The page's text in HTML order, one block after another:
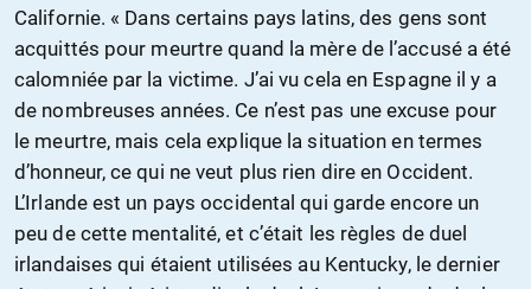
Californie. « Dans certains pays latins, des gens sont
acquittés pour meurtre quand la mère de l’accusé a été
calomniée par la victime. J’ai vu cela en Espagne il y a
de nombreuses années. Ce n’est pas une excuse pour
le meurtre, mais cela explique la situation en termes
d’honneur, ce qui ne veut plus rien dire en Occident.
L’Irlande est un pays occidental qui garde encore un
peu de cette mentalité, et c’était les règles de duel
irlandaises qui étaient utilisées au Kentucky, le dernier